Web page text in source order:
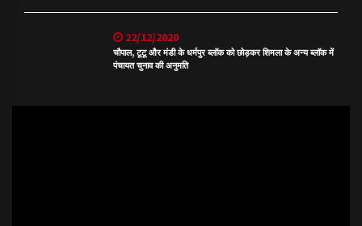
22/12/2020
चौपाल, टूटू और मंडी के धर्मपुर ब्लॉक को छोड़कर शिमला के अन्य ब्लॉक में
पंचायत चुनाव की अनुमति